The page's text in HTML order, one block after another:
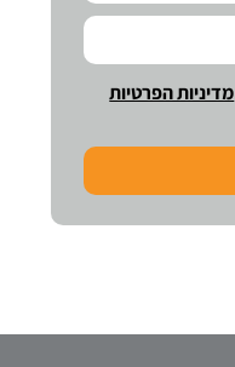
מדיניות הפרטיות